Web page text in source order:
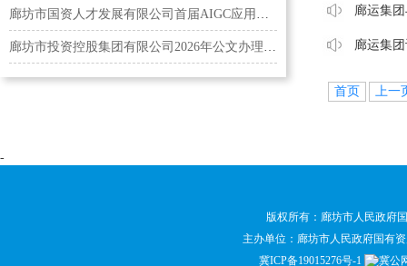
廊坊市国资人才发展有限公司首届AIGC应用能力培训班…
廊坊市投资控股集团有限公司2026年公文办理写作培训会
廊运集
廊运集
首页 上一
-
版权所有：廊坊市人民政府
主办单位：廊坊市人民政府国有
冀ICP备19015276号-1
冀公